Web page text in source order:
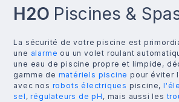
H2O Piscines &
La sécurité de votre piscine est
une alarme ou un volet roulant
une eau de piscine propre et limpide,
gamme de matériels piscine pour éviter
avec nos robots électriques piscine,
sel ,régulateurs de pH , mais aussi les